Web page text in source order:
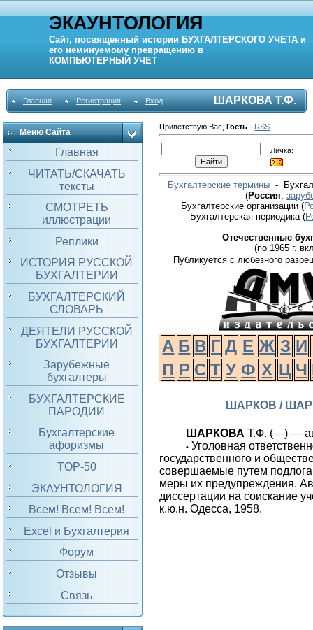
ЭКАУНТОЛОГИЯ
Сайт, посвященный истории БУХГАЛТЕРСКОГО УЧЕТА и
его неминуемому превращению в
КОМПЬЮТЕРНЫЙ УЧЕТ
Главная Регистрация Вход ШАРКОВА Т.Ф.
Меню Сайта
Главная
ЧИТАТЬ/СКАЧАТЬ
тексты
СМОТРЕТЬ
иллюстрации
Реплики
ИСТОРИЯ РУССКОЙ
БУХГАЛТЕРИИ
БУХГАЛТЕРСКИЙ
СЛОВАРЬ
ДЕЯТЕЛИ РУССКОЙ
БУХГАЛТЕРИИ
Зарубежные
бухгалтеры
БУХГАЛТЕРСКИЕ
ПАРОДИИ
Бухгалтерские
афоризмы
TOP-50
ЭКАУНТОЛОГИЯ
Всем! Всем! Всем!
Excel и Бухгалтерия
Форум
Отзывы
Связь
Приветствую Вас ,Гость · RSS
Личка:
Бухгалтерские термины -
(Россия
Бухгалтерские организации (
Бухгалтерская периодика(
Отечественные
(по 1965 г.
Публикуется с любезного
А Б В Г Д Е Ж З И
П Р С Т У Ф Х Ц Ч
ШАРКОВ /
ШАРКОВА Т.Ф. (—) —
• Уголовная
государственного и
совершаемые путем
меры их предупреждения.
диссертации на соискание
к.ю.н. Одесса, 1958.